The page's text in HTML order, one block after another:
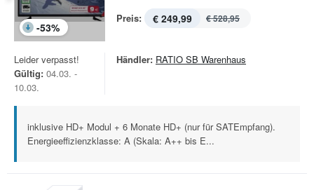
-53%
Preis: € 249,99 € 528,95
Leider verpasst!
Gültig: 04.03. -
10.03.
Händler: RATIO SB Warenhaus
inklusive HD+ Modul + 6 Monate HD+ (nur für SATEmpfang).
Energieeffizienzklasse: A (Skala: A++ bis E...